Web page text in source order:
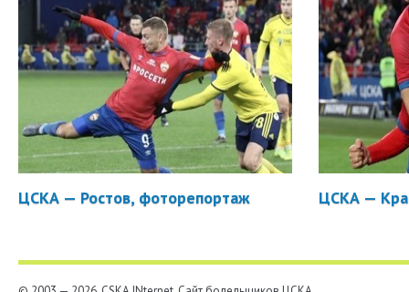
ЦСКА — Ростов, фоторепортаж ЦСКА —